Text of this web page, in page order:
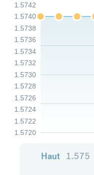
1.5720
1.5722
1.5724
1.5726
1.5728
1.5730
1.5732
1.5734
1.5736
1.5738
1.5740
1.5742
Haut 1.575